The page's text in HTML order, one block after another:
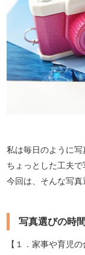
私は毎日のように写
ちょっとした工夫で
今回は、そんな写真
写真選びの時
【１．家事や育児